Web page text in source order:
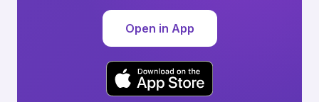
Open in App